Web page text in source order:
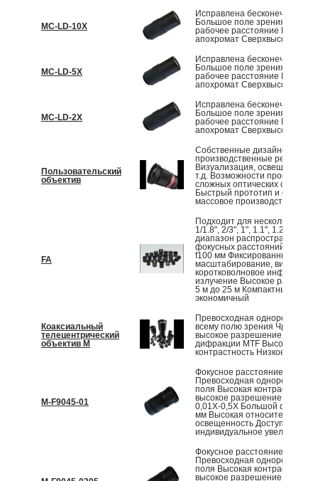
MC-LD-10X
Исправлена бесконечность
Большое поле зрения
рабочее расстояние План
апохромат Сверхвысокая
MC-LD-5X
Исправлена бесконечность
Большое поле зрения
рабочее расстояние План
апохромат Сверхвысокая
MC-LD-2X
Исправлена бесконечность
Большое поле зрения
рабочее расстояние План
апохромат Сверхвысокая
Пользовательский
объектив
Собственные дизайнерские и
производственные решения
Визуализация, освещение,
т.д. Возможности
сложных оптических систем
Быстрый прототип и
массовое производство
FA
Подходит для нескольких
1/1.8", 2/3", 1", 1.1", 1.2", 4/3"
диапазон распространенных
фокусных расстояний от f2,8
f100 мм Фиксированный
масштабирование, видимый
коротковолновое
излучение Высокое
5 м до 25 м Компактный,
экономичный
Коаксиальный
телецентрический
объектив M
Превосходная однородность
всему полю зрения
высокое разрешение на
дифракции MTF Высокая
контрастность Низкое
M-F9045-01
Фокусное расстояние 87,8 мм
Превосходная однородность
поля Высокая контрастность
высокое разрешение
0,01X-0,5X Большой формат
мм Высокая относительная
освещенность Доступно
индивидуальное увеличение
Фокусное расстояние 87,8 мм
Превосходная однородность
поля Высокая контрастность
высокое разрешение